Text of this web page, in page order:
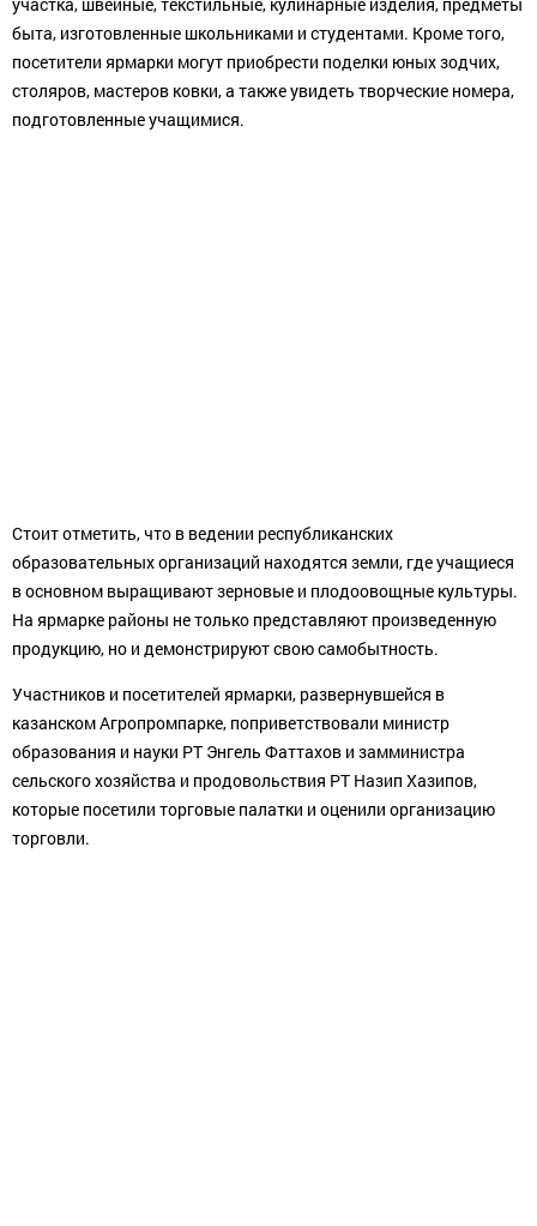
участка, швейные, текстильные, кулинарные изделия, предметы
быта, изготовленные школьниками и студентами. Кроме того,
посетители ярмарки могут приобрести поделки юных зодчих,
столяров, мастеров ковки, а также увидеть творческие номера,
подготовленные учащимися.
Стоит отметить, что в ведении республиканских
образовательных организаций находятся земли, где учащиеся
в основном выращивают зерновые и плодоовощные культуры.
На ярмарке районы не только представляют произведенную
продукцию, но и демонстрируют свою самобытность.
Участников и посетителей ярмарки, развернувшейся в
казанском Агропромпарке, поприветствовали министр
образования и науки РТ Энгель Фаттахов и замминистра
сельского хозяйства и продовольствия РТ Назип Хазипов,
которые посетили торговые палатки и оценили организацию
торговли.